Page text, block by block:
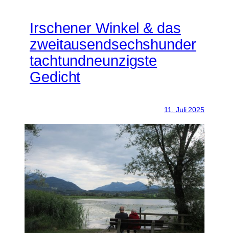
Irschener Winkel & das
zweitausendsechshunder
tachtundneunzigste
Gedicht
11. Juli 2025